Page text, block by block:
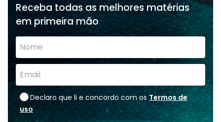
Receba todas as melhores matérias
em primeira mão
Declaro que li e concordo com os Termos de
uso